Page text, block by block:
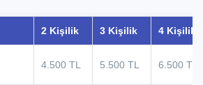
2 Kişilik 3 Kişilik 4 Kişilik
4.500 TL 5.500 TL 6.500 TL